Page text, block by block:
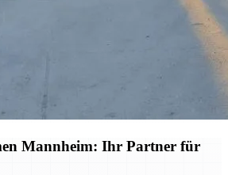
Mannheim: Ihr Partner für